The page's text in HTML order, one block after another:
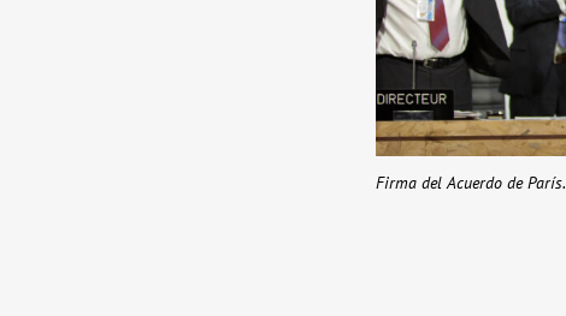
Firma del Acuerdo de